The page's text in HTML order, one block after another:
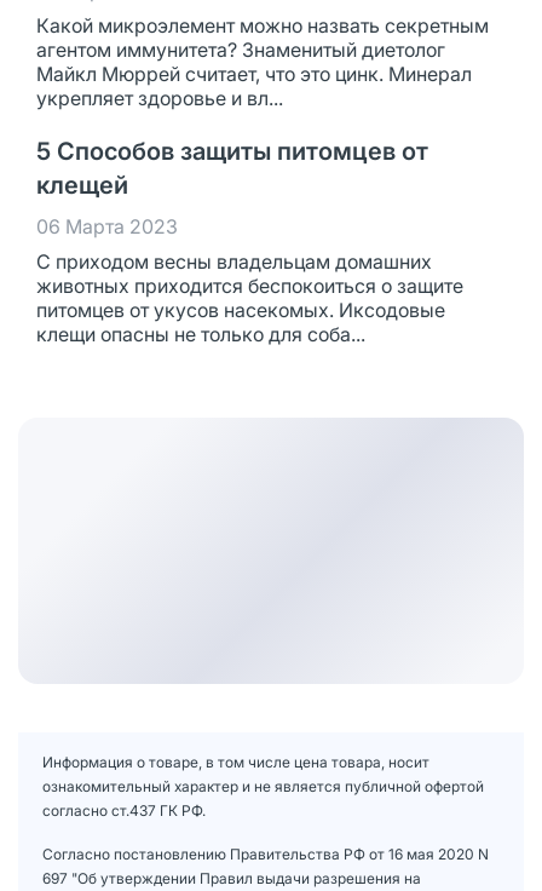
Какой микроэлемент можно назвать секретным
агентом иммунитета? Знаменитый диетолог
Майкл Мюррей считает, что это цинк. Минерал
укрепляет здоровье и вл...
5 Способов защиты питомцев от
клещей
06 Марта 2023
С приходом весны владельцам домашних
животных приходится беспокоиться о защите
питомцев от укусов насекомых. Иксодовые
клещи опасны не только для соба...
Информация о товаре, в том числе цена товара, носит
ознакомительный характер и не является публичной офертой
согласно ст.437 ГК РФ.
Согласно постановлению Правительства РФ от 16 мая 2020 N
697 "Об утверждении Правил выдачи разрешения на